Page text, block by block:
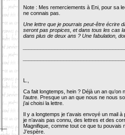
Note : Mes remerciements à Eni, pour sa
ne connais pas.
Une lettre que je pourrais peut-être écrire
seront pas propices, et dans tous les cas
dans plus de deux ans ? Une fabulation,
L.,
Ca fait longtemps, hein ? Déjà un an qu’on
l’autre. Presque un an que nous ne nous
j’ai choisi la lettre.
Il y a longtemps je t’avais envoyé un mail
je n’avais pas connu, des lettres et des
Magnifique, comme tout ce que tu
J’espère.